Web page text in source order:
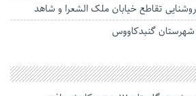
تقاطع خیابان ملک الشعرا و شاهد
شهرستان گنبدکاووس